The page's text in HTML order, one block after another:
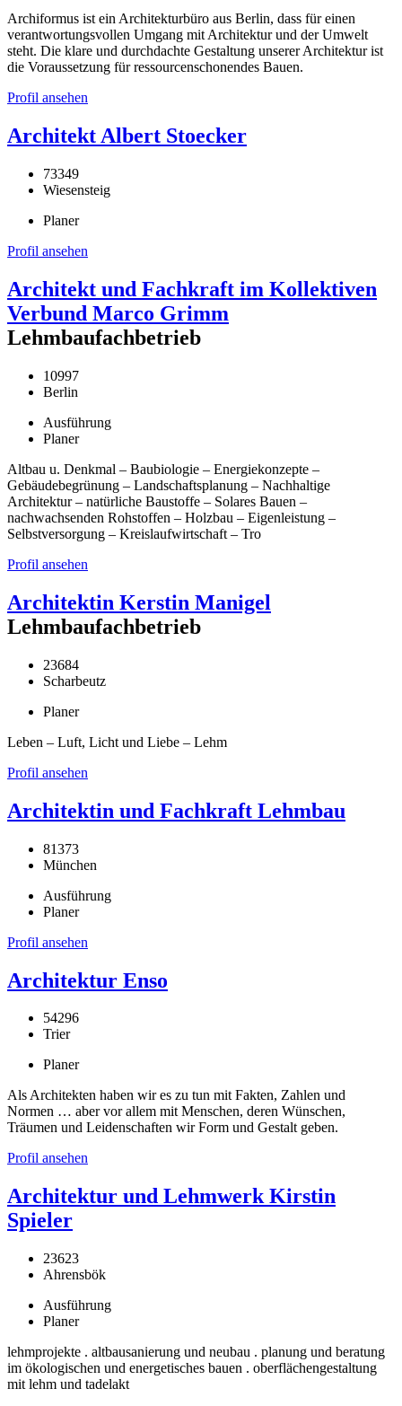
Archiformus ist ein Architekturbüro aus Berlin, dass für einen
verantwortungsvollen Umgang mit Architektur und der Umwelt
steht. Die klare und durchdachte Gestaltung unserer Architektur ist
die Voraussetzung für ressourcenschonendes Bauen.
Profil ansehen
Architekt Albert Stoecker
73349
Wiesensteig
Planer
Profil ansehen
Architekt und Fachkraft im Kollektiven
Verbund Marco Grimm
Lehmbaufachbetrieb
10997
Berlin
Ausführung
Planer
Altbau u. Denkmal – Baubiologie – Energiekonzepte –
Gebäudebegrünung – Landschaftsplanung – Nachhaltige
Architektur – natürliche Baustoffe – Solares Bauen –
nachwachsenden Rohstoffen – Holzbau – Eigenleistung –
Selbstversorgung – Kreislaufwirtschaft – Tro
Profil ansehen
Architektin Kerstin Manigel
Lehmbaufachbetrieb
23684
Scharbeutz
Planer
Leben – Luft, Licht und Liebe – Lehm
Profil ansehen
Architektin und Fachkraft Lehmbau
81373
München
Ausführung
Planer
Profil ansehen
Architektur Enso
54296
Trier
Planer
Als Architekten haben wir es zu tun mit Fakten, Zahlen und
Normen … aber vor allem mit Menschen, deren Wünschen,
Träumen und Leidenschaften wir Form und Gestalt geben.
Profil ansehen
Architektur und Lehmwerk Kirstin
Spieler
23623
Ahrensbök
Ausführung
Planer
lehmprojekte . altbausanierung und neubau . planung und beratung
im ökologischen und energetisches bauen . oberflächengestaltung
mit lehm und tadelakt